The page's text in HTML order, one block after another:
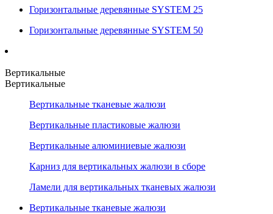
Горизонтальные деревянные SYSTEM 25
Горизонтальные деревянные SYSTEM 50
Вертикальные
Вертикальные
Вертикальные тканевые жалюзи
Вертикальные пластиковые жалюзи
Вертикальные алюминиевые жалюзи
Карниз для вертикальных жалюзи в сборе
Ламели для вертикальных тканевых жалюзи
Вертикальные тканевые жалюзи